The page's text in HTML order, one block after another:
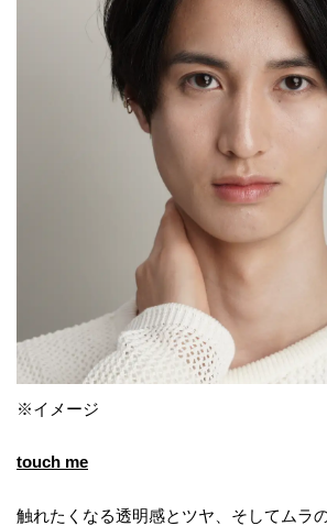
※イメージ
touch me
触れたくなる透明感とツヤ、そしてムラ